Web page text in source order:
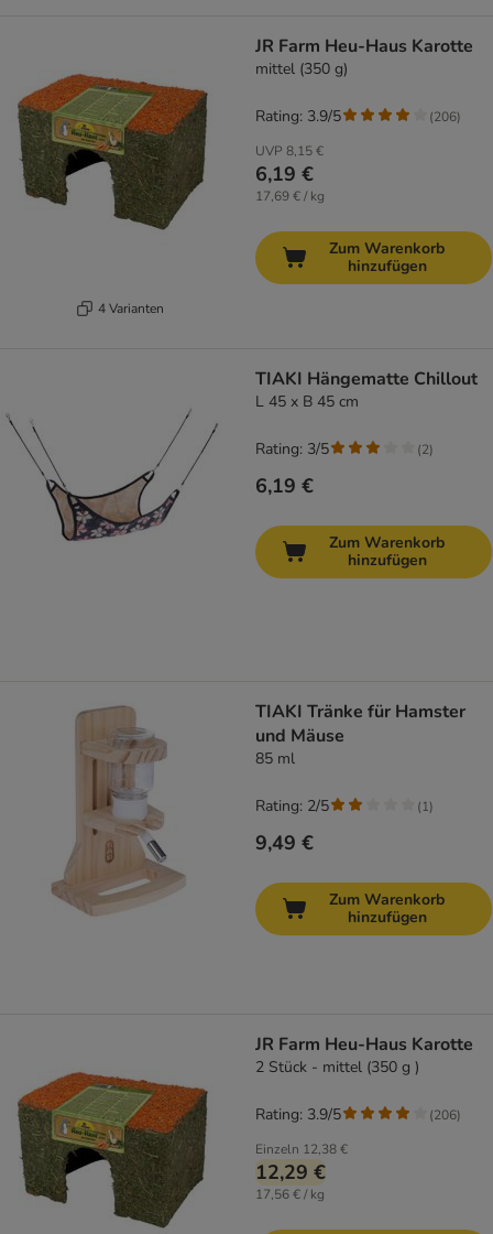
4 Varianten
JR Farm Heu-Haus Karotte
mittel (350 g)
UVP 8,15 €
6,19 €
17,69 € / kg
Rating: 3.9/5 (206)
Zum Warenkorb
hinzufügen
TIAKI Hängematte Chillout
L 45 x B 45 cm
6,19 €
Rating: 3/5 (2)
Zum Warenkorb
hinzufügen
TIAKI Tränke für Hamster
und Mäuse
85 ml
9,49 €
Rating: 2/5 (1)
Zum Warenkorb
hinzufügen
JR Farm Heu-Haus Karotte
2 Stück - mittel (350 g )
Einzeln 12,38 €
12,29 €
17,56 € / kg
Rating: 3.9/5 (206)